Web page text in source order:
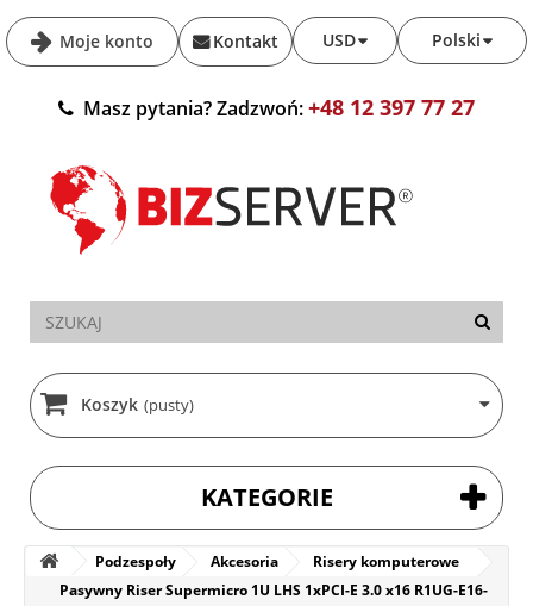
Moje konto Polski
USD
Kontakt
Masz pytania? Zadzwoń:+48 12 397 77 27
Koszyk (pusty)
KATEGORIE
Podzespoły Akcesoria
Risery komputerowe
Pasywny Riser Supermicro 1U LHS 1xPCI-E 3.0 x16 R1UG-E16-